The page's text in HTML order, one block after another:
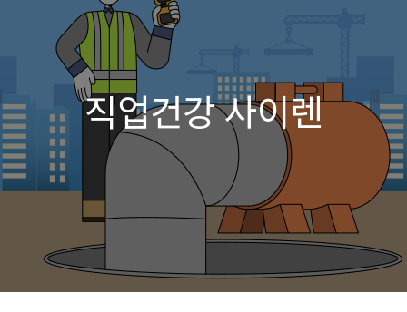
직업건강 사이렌